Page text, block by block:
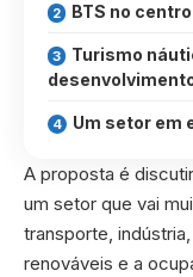
BTS no
Turismo
Um setor em
A proposta é
um setor que vai
transporte,
renováveis e a